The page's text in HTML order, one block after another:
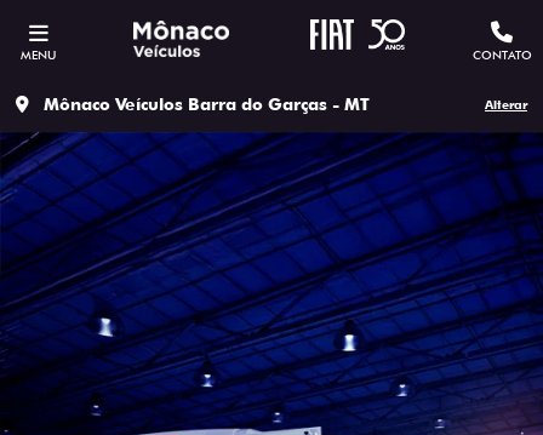
MENU CONTATO
Mônaco Veículos Barra do Garças - MT Alterar
ESTOU INTERESSADO